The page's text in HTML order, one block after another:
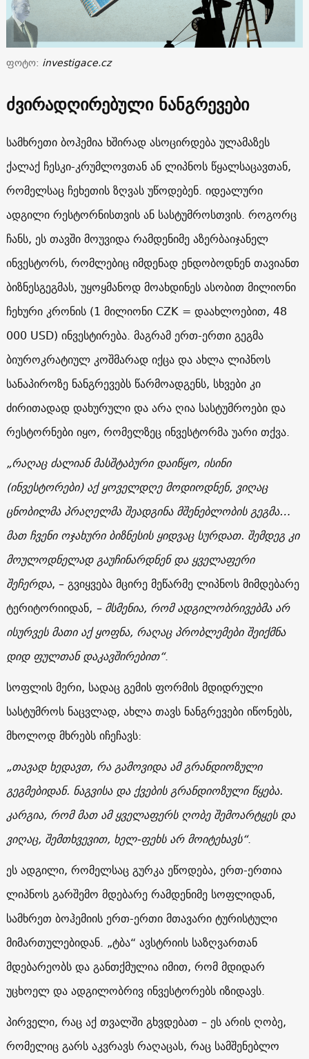
ფოტო: investigace.cz
ძვირადღირებული ნანგრევები
სამხრეთი ბოჰემია ხშირად ასოცირდება ულამაზეს
ქალაქ ჩესკი-კრუმლოვთან ან ლიპნოს წყალსაცავთან,
რომელსაც ჩეხეთის ზღვას უწოდებენ. იდეალური
ადგილი რესტორნისთვის ან სასტუმროსთვის. როგორც
ჩანს, ეს თავში მოუვიდა რამდენიმე აზერბაიჯანელ
ინვესტორს, რომლებიც იმდენად ენდობოდნენ თავიანთ
ბიზნესგეგმას, უყოყმანოდ მოახდინეს ასობით მილიონი
ჩეხური კრონის (1 მილიონი CZK = დაახლოებით, 48
000 USD) ინვესტირება. მაგრამ ერთ-ერთი გეგმა
ბიუროკრატიულ კოშმარად იქცა და ახლა ლიპნოს
სანაპიროზე ნანგრევებს წარმოადგენს, სხვები კი
ძირითადად დახურული და არა ღია სასტუმროები და
რესტორნები იყო, რომელზეც ინვესტორმა უარი თქვა.
„რაღაც ძალიან მასშტაბური დაიწყო, ისინი
(ინვესტორები) აქ ყოველდღე მოდიოდნენ, ვიღაც
ცნობილმა პრაღელმა შეადგინა მშენებლობის გეგმა…
მათ ჩვენი ოჯახური ბიზნესის ყიდვაც სურდათ. შემდეგ კი
მოულოდნელად გაუჩინარდნენ და ყველაფერი
შეჩერდა, – გვიყვება მცირე მეწარმე ლიპნოს მიმდებარე
ტერიტორიიდან, – მსმენია, რომ ადგილობრივებმა არ
ისურვეს მათი აქ ყოფნა, რაღაც პრობლემები შეიქმნა
დიდ ფულთან დაკავშირებით“.
სოფლის მერი, სადაც გემის ფორმის მდიდრული
სასტუმროს ნაცვლად, ახლა თავს ნანგრევები იწონებს,
მხოლოდ მხრებს იჩეჩავს:
„თავად ხედავთ, რა გამოვიდა ამ გრანდიოზული
გეგმებიდან. ნაგვისა და ქვების გრანდიოზული წყება.
კარგია, რომ მათ ამ ყველაფერს ღობე შემოარტყეს და
ვიღაც, შემთხვევით, ხელ-ფეხს არ მოიტეხავს“.
ეს ადგილი, რომელსაც გურკა ეწოდება, ერთ-ერთია
ლიპნოს გარშემო მდებარე რამდენიმე სოფლიდან,
სამხრეთ ბოჰემიის ერთ-ერთი მთავარი ტურისტული
მიმართულებიდან. „ტბა“ ავსტრიის საზღვართან
მდებარეობს და განთქმულია იმით, რომ მდიდარ
უცხოელ და ადგილობრივ ინვესტორებს იზიდავს.
პირველი, რაც აქ თვალში გხვდებათ – ეს არის ღობე,
რომელიც გარს აკვრავს რაღაცას, რაც სამშენებლო